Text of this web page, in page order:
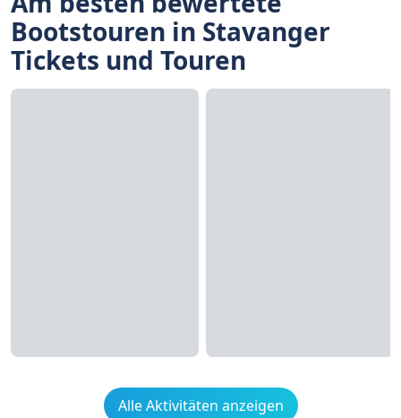
Bootstouren in Stavanger
Tickets und Touren
Alle Aktivitäten anzeigen